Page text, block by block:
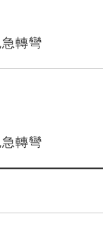
急轉彎
急轉彎